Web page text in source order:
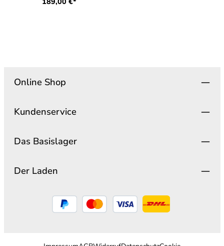
Online Shop
Kundenservice
Das Basislager
Der Laden